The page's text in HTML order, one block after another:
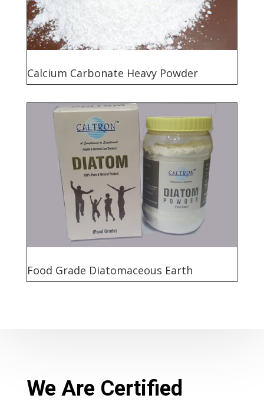
Calcium Carbonate Heavy Powder
Food Grade Diatomaceous Earth
We Are Certified